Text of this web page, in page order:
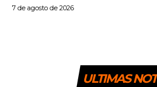
7 de agosto de 2026
ULTIMAS